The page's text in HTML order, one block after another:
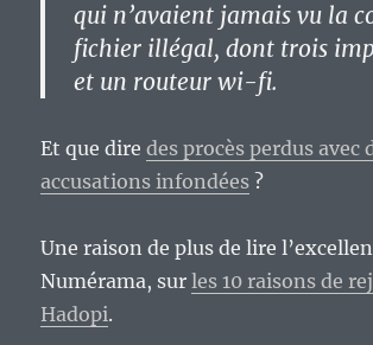
qui n’avaient jamais vu la
fichier illégal, dont trois
et un routeur wi-fi.
Et que diredes procès perdus avec
accusations infondées ?
Une raison de plus de lire
Numérama, surles 10 raisons de
Hadopi.